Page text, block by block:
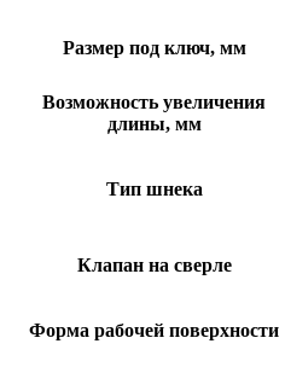
Размер под ключ, мм
Возможность увеличения
длины, мм
Тип шнека
Клапан на сверле
Форма рабочей поверхности